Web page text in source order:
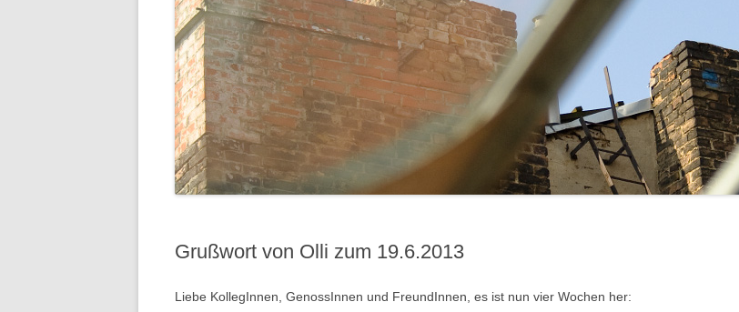
Grußwort von Olli zum 19.6.2013
Liebe KollegInnen, GenossInnen und FreundInnen, es ist nun vier Wochen her: